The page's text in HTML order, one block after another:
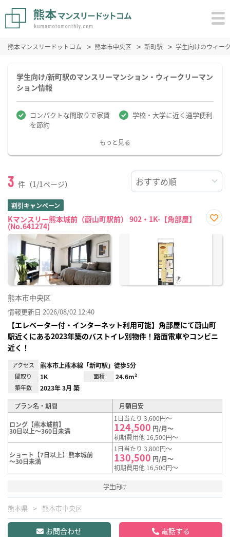
熊本マンスリードットコム 熊本市中央区 新町駅 学生向けのウィー
学生向け/新町駅のマンスリーマンション・ウィークリーマン
ション情報
コンパクトな間取りで家賃
を節約
学校・大学に近く通学便利
もっと見る
3 件（1/1ページ）
割引キャンペーン
Kマンスリー熊本城前（蔚山町駅前） 902・1K-【角部屋】
(No.641274)
に入
熊本市中央区
情報更新日 2026/08/02 12:40
【エレベーター付・インターネット利用可能】角部屋にて蔚山町
駅近くにある2023年築のバストイレ別物件！路面電車やコンビニ
近く！
アクセス 熊本市上熊本線「新町駅」徒歩5分
間取り 1K 面積 24.6m²
築年数 2023年 3月 築
プラン名・期間 月額目安
ロング【熊本城前】
30日以上～360日未満
1日当たり 3,600円～
124,500 円/月～
初期費用他 16,500円～
ショート【7日以上】熊本城前
～30日未満
1日当たり 3,800円～
130,500 円/月～
初期費用他 16,500円～
学生向け
熊本県 熊本市中央区
お問合わせ 電話する